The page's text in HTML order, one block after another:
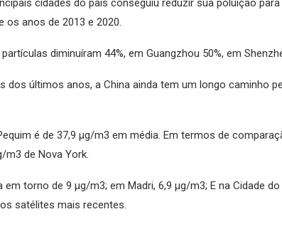
cidades do país conseguiu reduzir sua poluição
os anos de 2013 e 2020.
diminuíram 44%, em Guangzhou 50%, em
dos últimos anos, a China ainda tem um longo caminho
é de 37,9 µg/m3 em média. Em termos de
m3 de Nova York.
torno de 9 µg/m3; em Madri, 6,9 µg/m3; E na Cidade
satélites mais recentes.